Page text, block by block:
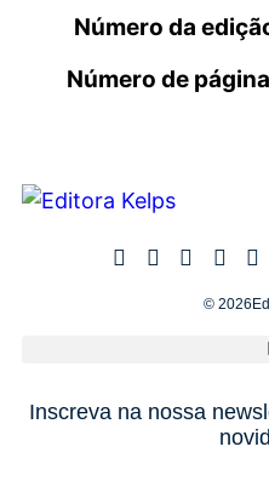
Número da
Número de
©
Inscreva na nossa